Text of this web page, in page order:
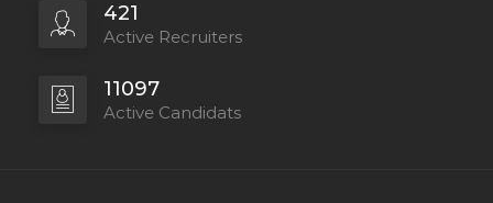
421
Active Recruiters
11097
Active Candidats